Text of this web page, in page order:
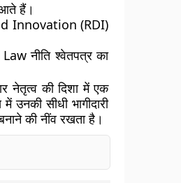
हैं।
Innovation (RDI)
नीति श्वेतपत्र का
नेतृत्व की दिशा में एक
उनकी सीधी भागीदारी
की नींव रखता है।